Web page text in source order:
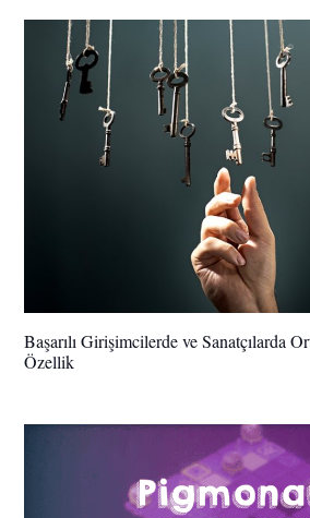
Başarılı Girişimcilerde ve Sanatçılarda
Özellik